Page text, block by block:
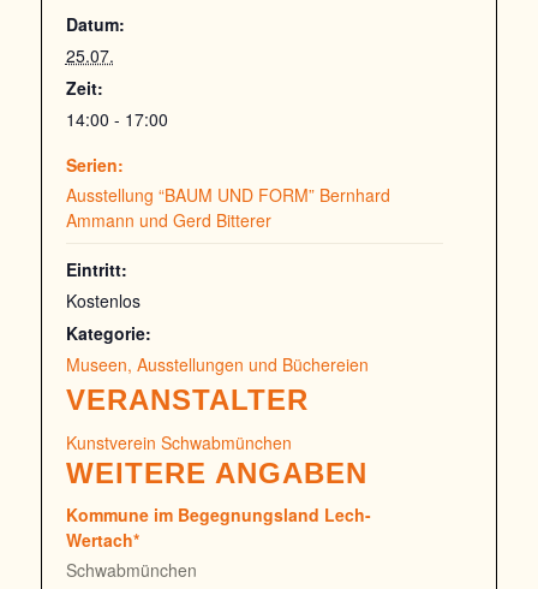
Datum:
25.07.
Zeit:
14:00 - 17:00
Serien:
Ausstellung “BAUM UND FORM” Bernhard
Ammann und Gerd Bitterer
Eintritt:
Kostenlos
Kategorie:
Museen, Ausstellungen und Büchereien
VERANSTALTER
Kunstverein Schwabmünchen
WEITERE ANGABEN
Kommune im Begegnungsland Lech-
Wertach*
Schwabmünchen